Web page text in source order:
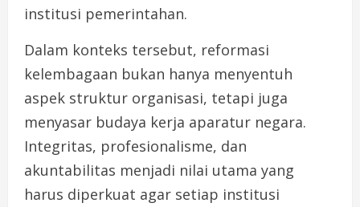
institusi pemerintahan.
Dalam konteks tersebut, reformasi
kelembagaan bukan hanya menyentuh
aspek struktur organisasi, tetapi juga
menyasar budaya kerja aparatur negara.
Integritas, profesionalisme, dan
akuntabilitas menjadi nilai utama yang
harus diperkuat agar setiap institusi